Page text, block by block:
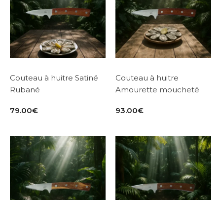
Couteau à huitre Satiné
Rubané
79.00€
Couteau à huitre
Amourette moucheté
93.00€